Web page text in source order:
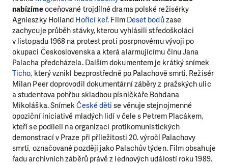
nabízímeoceňované trojdílné drama polské režisérky
Agnieszky Holland Hořící keř. Film Deset bodůzase
zachycuje průběh stávky, kterou vyhlásili středoškoláci
v listopadu 1968 na protest proti posrpnovému vývoji po
okupaci Československa a která alarmujícímu činu Jana
Palacha předcházela. Dalším dokumentem je krátký snímek
Ticho, který vznikl bezprostředně po Palachově smrti. Režisér
Milan Peer doprovodil dokumentární záběry z pražských ulic
a studentova pohřbu skladbou písničkáře Bohdana
Mikoláška. SnímekČeské děti se věnuje stejnojmenné
opoziční iniciativě mladých lidí v čele s Petrem Placákem,
kteří se podíleli na organizaci protikomunistických
demonstrací v Praze při příležitosti 20. výročí Palachovy
smrti, označované později jako Palachův týden. Film obsahuje
řadu archivních záběrů právě z lednových událostí roku 1989.